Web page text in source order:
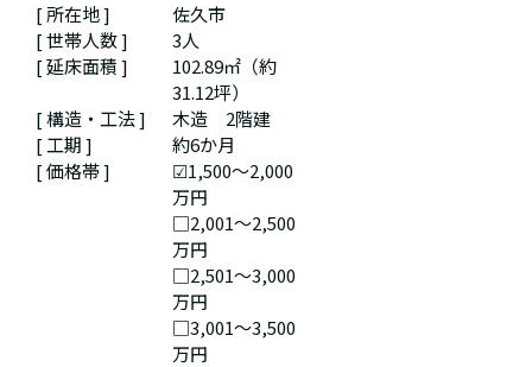
[ 所在地 ]
佐久市
[ 世帯人数 ]
3人
[ 延床面積 ]
102.89㎡（約
31.12坪）
[ 構造・工法 ]
木造 2階建
[ 工期 ]
約6か月
[ 価格帯 ]
☑1,500～2,000
万円
□2,001～2,500
万円
□2,501～3,000
万円
□3,001～3,500
万円